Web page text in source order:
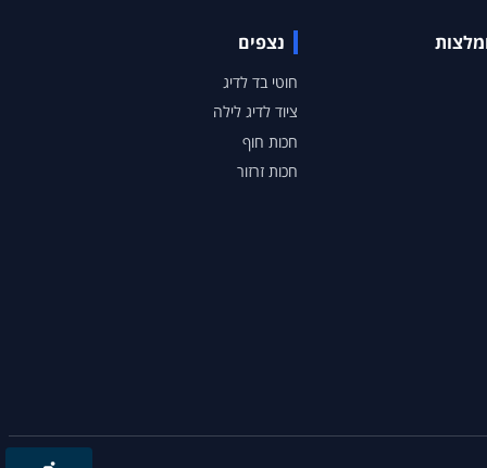
נצפים
חוטי בד לדיג
ציוד לדיג לילה
חכות חוף
חכות זרזור